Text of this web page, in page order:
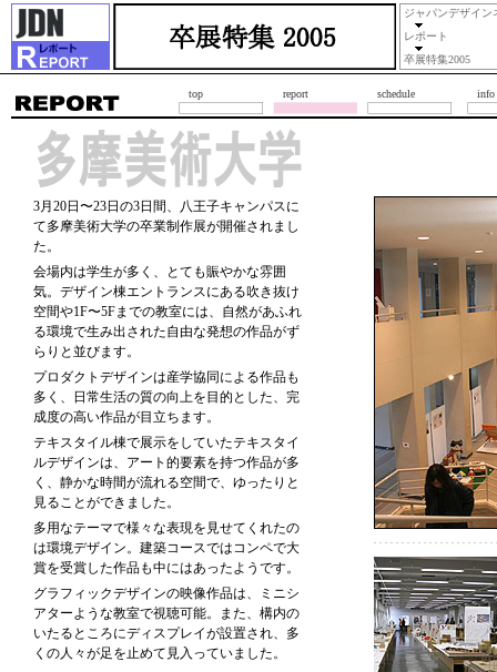
ジャパンデザイン
レポート
卒展特集2005
top report schedule info
3月20日〜23日の3日間、八王子キャンパスに
て多摩美術大学の卒業制作展が開催されまし
た。
会場内は学生が多く、とても賑やかな雰囲
気。デザイン棟エントランスにある吹き抜け
空間や1F〜5Fまでの教室には、自然があふれ
る環境で生み出された自由な発想の作品がず
らりと並びます。
プロダクトデザインは産学協同による作品も
多く、日常生活の質の向上を目的とした、完
成度の高い作品が目立ちます。
テキスタイル棟で展示をしていたテキスタイ
ルデザインは、アート的要素を持つ作品が多
く、静かな時間が流れる空間で、ゆったりと
見ることができました。
多用なテーマで様々な表現を見せてくれたの
は環境デザイン。建築コースではコンペで大
賞を受賞した作品も中にはあったようです。
グラフィックデザインの映像作品は、ミニシ
アターような教室で視聴可能。また、構内の
いたるところにディスプレイが設置され、多
くの人々が足を止めて見入っていました。